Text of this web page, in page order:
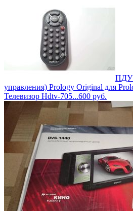
ПДУ
управления) Prology Original для
Телевизор Hdtv-705...600 руб.